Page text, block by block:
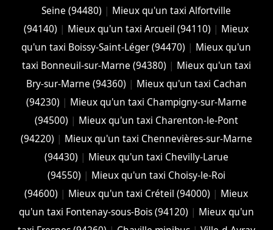
Seine (94480) | Mieux qu'un taxi Alfortville
(94140) | Mieux qu'un taxi Arcueil (94110) | Mieux
qu'un taxi Boissy-Saint-Léger (94470) | Mieux qu'un
taxi Bonneuil-sur-Marne (94380) | Mieux qu'un taxi
Bry-sur-Marne (94360) | Mieux qu'un taxi Cachan
(94230) | Mieux qu'un taxi Champigny-sur-Marne
(94500) | Mieux qu'un taxi Charenton-le-Pont
(94220) | Mieux qu'un taxi Chennevières-sur-Marne
(94430) | Mieux qu'un taxi Chevilly-Larue
(94550) | Mieux qu'un taxi Choisy-le-Roi
(94600) | Mieux qu'un taxi Créteil (94000) | Mieux
qu'un taxi Fontenay-sous-Bois (94120) | Mieux qu'un